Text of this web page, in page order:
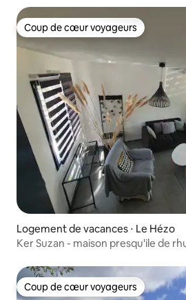
Coup de cœur voyageurs
Coup de cœur voyageurs
Logement de vacances ⋅ Le Hézo
Ker Suzan - maison presqu'ile de
Coup de cœur voyageurs
Coup de cœur voyageurs